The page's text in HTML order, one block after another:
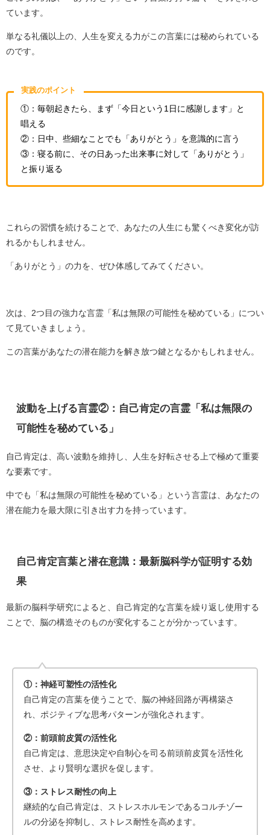
ています。
単なる礼儀以上の、人生を変える力がこの言葉には秘められている
のです。
実践のポイント
①：毎朝起きたら、まず「今日という1日に感謝します」と
唱える
②：日中、些細なことでも「ありがとう」を意識的に言う
③：寝る前に、その日あった出来事に対して「ありがとう」
と振り返る
これらの習慣を続けることで、あなたの人生にも驚くべき変化が訪
れるかもしれません。
「ありがとう」の力を、ぜひ体感してみてください。
次は、2つ目の強力な言霊「私は無限の可能性を秘めている」につい
て見ていきましょう。
この言葉があなたの潜在能力を解き放つ鍵となるかもしれません。
波動を上げる言霊②：自己肯定の言霊「私は無限の
可能性を秘めている」
自己肯定は、高い波動を維持し、人生を好転させる上で極めて重要
な要素です。
中でも「私は無限の可能性を秘めている」という言霊は、あなたの
潜在能力を最大限に引き出す力を持っています。
自己肯定言葉と潜在意識：最新脳科学が証明する効
果
最新の脳科学研究によると、自己肯定的な言葉を繰り返し使用する
ことで、脳の構造そのものが変化することが分かっています。
①：神経可塑性の活性化
自己肯定の言葉を使うことで、脳の神経回路が再構築さ
れ、ポジティブな思考パターンが強化されます。
②：前頭前皮質の活性化
自己肯定は、意思決定や自制心を司る前頭前皮質を活性化
させ、より賢明な選択を促します。
③：ストレス耐性の向上
継続的な自己肯定は、ストレスホルモンであるコルチゾー
ルの分泌を抑制し、ストレス耐性を高めます。